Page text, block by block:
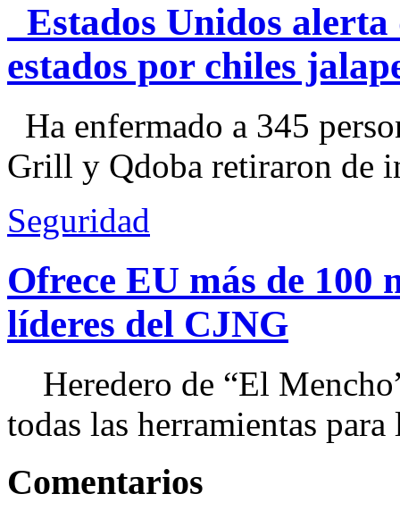
Estados Unidos alerta
estados por chiles
Ha enfermado a 345
Grill y Qdoba retiraron de
Seguridad
Ofrece EU más de 100
líderes del CJNG
Heredero de “El
todas las herramientas
Comentarios